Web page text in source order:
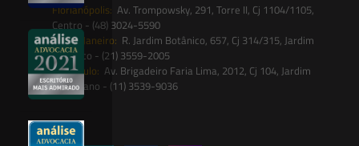
Florianópolis: Av. Trompowsky, 291, Torre II, Cj 1104/1105,
Centro - (48) 3024-5590
Rio de Janeiro: R. Jardim Botânico, 657, Cj 314/315, Jardim
Botânico - (21) 3559-2005
São Paulo: Av. Brigadeiro Faria Lima, 2012, Cj 104, Jardim
Paulistano - (11) 3539-9036
Siga-nos